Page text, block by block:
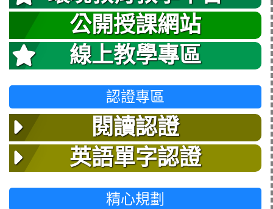
公開授課網站
線上教學專區
認證專區
閱讀認證
英語單字認證
精心規劃